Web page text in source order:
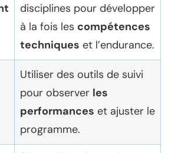
disciplines pour développer
à la fois les compétences
techniques et l’endurance.
Utiliser des outils de suivi
pour observer les
performances et ajuster le
programme.